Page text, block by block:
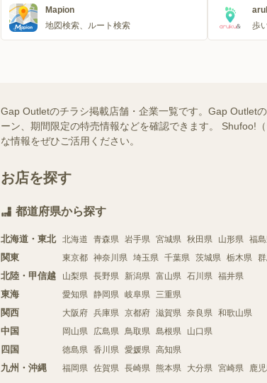
Mapion
地図検索、ルート検索
歩
Gap Outletのチラシ掲載店舗・企業一覧です。Gap Outlet
ーン、期間限定の特売情報などを確認できます。 Shufoo!
な情報をぜひご活用ください。
お店を探す
都道府県から探す
北海道・東北 北海道 青森県 岩手県 宮城県 秋田県 山形県 福
関東 東京都 神奈川県 埼玉県 千葉県 茨城県 栃木県
北陸・甲信越 山梨県 長野県 新潟県 富山県 石川県 福井県
東海 愛知県 静岡県 岐阜県 三重県
関西 大阪府 兵庫県 京都府 滋賀県 奈良県 和歌山県
中国 岡山県 広島県 鳥取県 島根県 山口県
四国 徳島県 香川県 愛媛県 高知県
九州・沖縄 福岡県 佐賀県 長崎県 熊本県 大分県 宮崎県 鹿